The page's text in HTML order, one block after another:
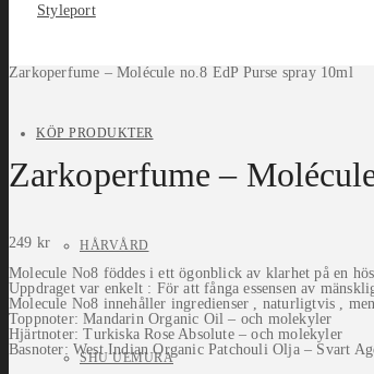
KÖP PRODUKTER
HÅRVÅRD
SHU UEMURA
Zarkoperfume – Molécule no.8 EdP Purse spray 10ml
Zarkoperfume –
249 kr
Molecule No8 föddes i ett ögonblick av klarhet på en
Uppdraget var enkelt : För att fånga essensen av
Molecule No8 innehåller ingredienser , naturligtvis ,
Toppnoter: Mandarin Organic Oil – och molekyler
Hjärtnoter: Turkiska Rose Absolute – och molekyler
Basnoter: West Indian Organic Patchouli Olja – Svart